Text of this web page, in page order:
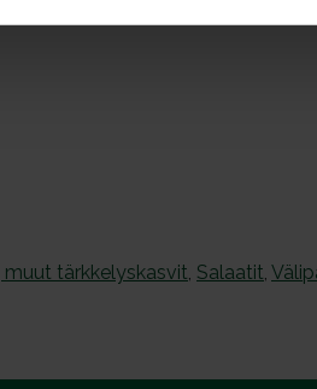
muut tärkkelyskasvit, Salaatit,